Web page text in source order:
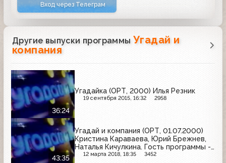
Вход через Телеграм
Другие выпуски программы Угадай и
компания
36:24
Угадайка (ОРТ, 2000) Илья Резник
19 сентября 2015, 16:32 2958
43:35
Угадай и компания (ОРТ, 01.07.2000)
Кристина Караваева, Юрий Брежнев,
Наталья Кичулкина. Гость программы -
группа "Чай вдвоем"
12 марта 2018, 18:35 3452